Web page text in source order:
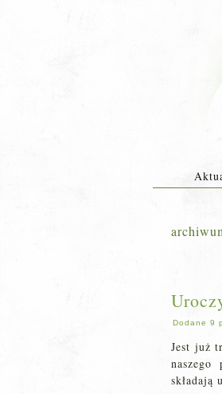
Dodane 9
Jest już
składają